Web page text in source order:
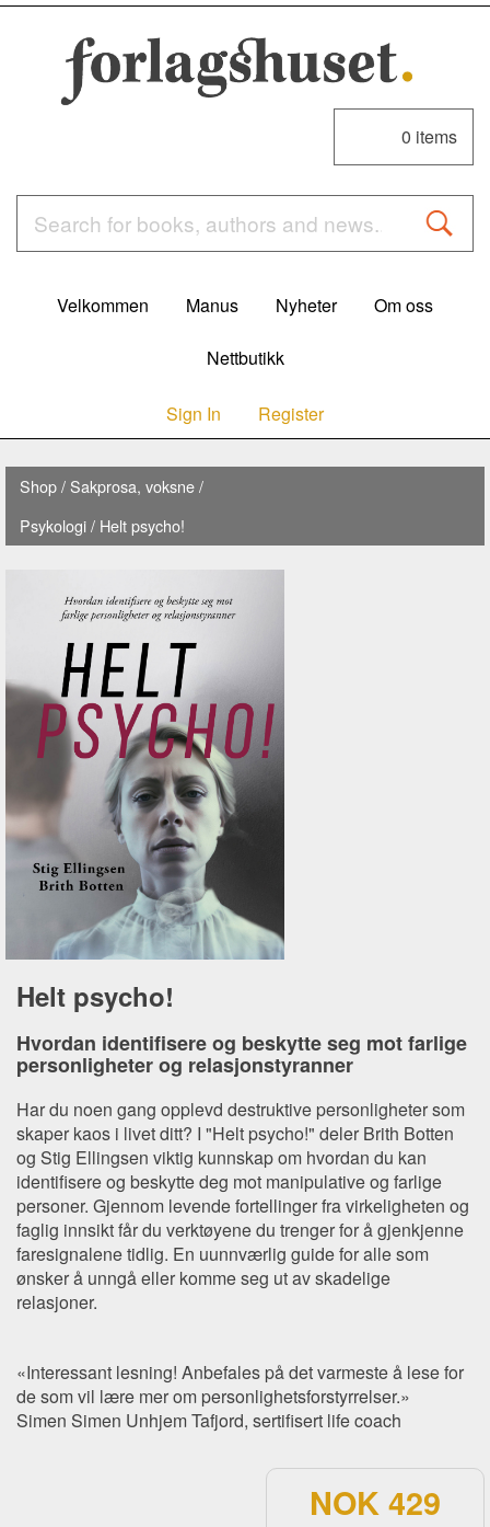
0 items
Velkommen Manus Nyheter Om oss
Nettbutikk
Sign In Register
Shop/ Sakprosa, voksne/
Psykologi/ Helt psycho!
Helt psycho!
Hvordan identifisere og beskytte seg mot farlige
personligheter og relasjonstyranner
Har du noen gang opplevd destruktive personligheter som
skaper kaos i livet ditt? I "Helt psycho!" deler Brith Botten
og Stig Ellingsen viktig kunnskap om hvordan du kan
identifisere og beskytte deg mot manipulative og farlige
personer. Gjennom levende fortellinger fra virkeligheten og
faglig innsikt får du verktøyene du trenger for å gjenkjenne
faresignalene tidlig. En uunnværlig guide for alle som
ønsker å unngå eller komme seg ut av skadelige
relasjoner.
«Interessant lesning! Anbefales på det varmeste å lese for
de som vil lære mer om personlighetsforstyrrelser.»
Simen Simen Unhjem Tafjord, sertifisert life coach
NOK 429